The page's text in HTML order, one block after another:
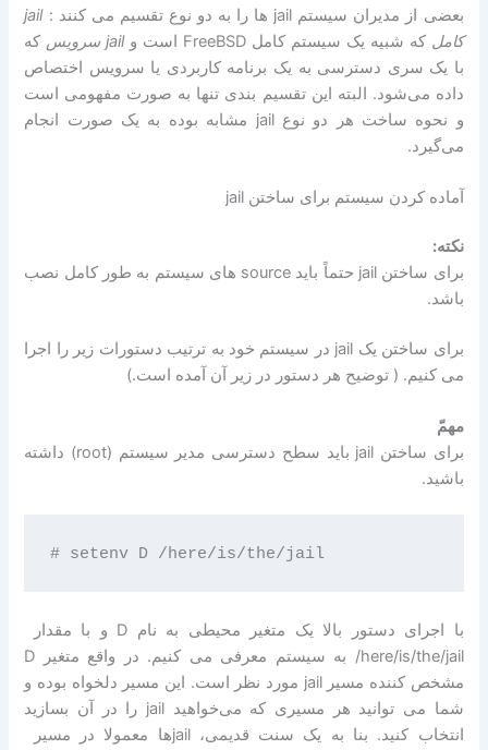
بعضی از مدیران سیستم jail ها را به دو نوع تقسیم می کنند :
jail
کامل که شبیه یک سیستم کامل FreeBSD است و jail سرویس
که
با یک سری دسترسی به یک برنامه کاربردی یا سرویس اختصاص
داده می‌شود. البته این تقسیم بندی تنها به صورت مفهومی است
و نحوه ساخت هر دو نوع jail مشابه بوده به یک صورت انجام
می‌گیرد.
آماده کردن سیستم برای ساختن jail
نکته:
برای ساختن jail حتماً باید source های سیستم به طور کامل نصب
باشد.
برای ساختن یک jail در سیستم خود به ترتیب دستورات زیر را اجرا
می کنیم. ( توضیح هر دستور در زیر آن آمده است.)
مهمّ
برای ساختن jail باید سطح دسترسی مدیر سیستم (root) داشته
باشید.
/here/is/the/jail به سیستم معرفی می کنیم. در واقع متغیر D
مشخص کننده مسیر jail مورد نظر است. این مسیر دلخواه بوده و
شما می توانید هر مسیری که می‌خواهید jail را در آن بسازید